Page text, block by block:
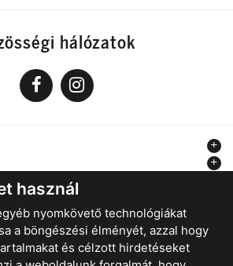
használ
nyomkövető technológiákat
a böngészési élményét, azzal hogy
és célzott hirdetéseket
hálózatok